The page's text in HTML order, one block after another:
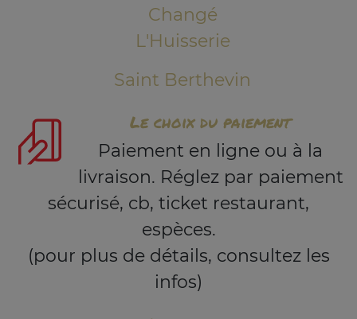
Changé
L'Huisserie
Saint Berthevin
Le choix du paiement
Paiement en ligne ou à la
livraison. Réglez par paiement
sécurisé, cb, ticket restaurant,
espèces.
(pour plus de détails, consultez les
infos)